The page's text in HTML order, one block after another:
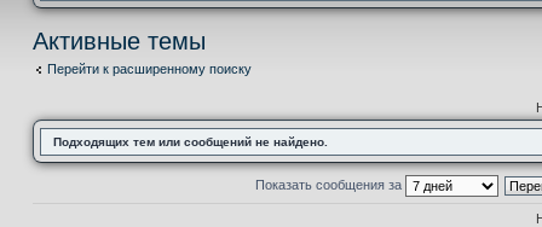
Активные темы
Перейти к расширенному поиску
Подходящих тем или сообщений не найдено.
Показать сообщения за